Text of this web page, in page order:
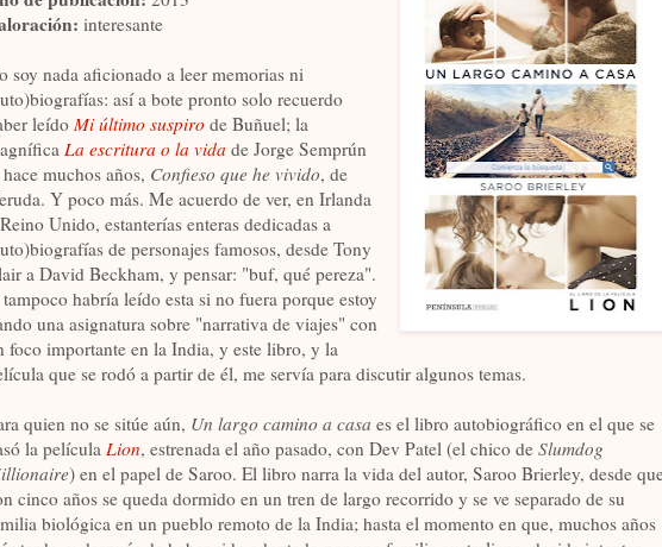
interesante
soy nada aficionado a leer memorias ni
así a bote pronto solo recuerdo
leído Mi último suspiro de Buñuel; la
La escritura o la vida de Jorge Semprún
muchos años, Confieso que he vivido, de
Y poco más. Me acuerdo de ver, en Irlanda
Unido, estanterías enteras dedicadas a
de personajes famosos, desde Tony
a David Beckham, y pensar: "buf, qué pereza".
habría leído esta si no fuera porque estoy
una asignatura sobre "narrativa de viajes" con
foco importante en la India, y este libro, y la
que se rodó a partir de él, me servía para discutir algunos temas.
quien no se sitúe aún, Un largo camino a casa es el libro autobiográfico en el que se
la películaLion, estrenada el año pasado, con Dev Patel (el chico de Slumdog
) en el papel de Saroo. El libro narra la vida del autor, Saroo Brierley, desde
cinco años se queda dormido en un tren de largo recorrido y se ve separado de su
biológica en un pueblo remoto de la India; hasta el momento en que, muchos años